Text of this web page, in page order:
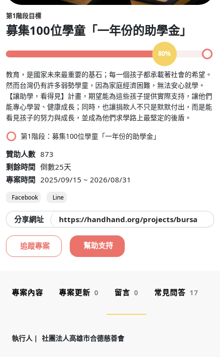
第1階段目標
募集100位學童「一年份的助學金」
80%
教育，是國家未來最重要的基石；每一個孩子都承載著社會的希望。
然而台灣仍有許多弱勢學童，因為家庭經濟困難，無法安心就學。
【讓助學，看得見】計畫，期望能為這些孩子提供實際支持，讓他們
能專心學習、健康成長；同時，也讓捐款人不只是默默付出，而是能
看見孩子的努力與成長，並成為他們求學路上最堅定的後盾。
第1階段：募集100位學童「一年份的助學金」
贊助人數 873
剩餘時間 倒數25天
專案時間 2025/09/15 ~ 2026/08/31
Facebook Line
分享網址 https://handhand.org/projects/bursary
追蹤專案 幫助支持
專案內容 專案更新 0 留言 0 常見問答 17
執行人 社團法人高雄市合德慈善會